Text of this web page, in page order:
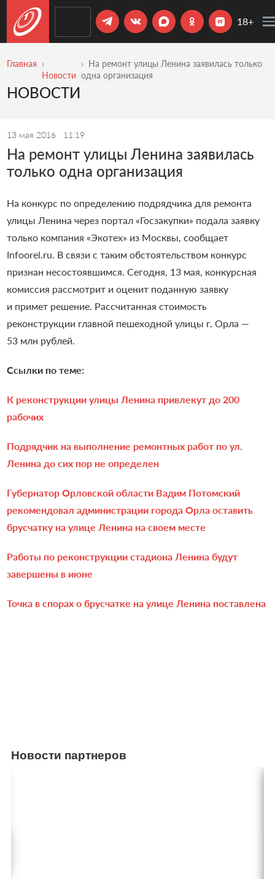
18+
Главная
Новости
На ремонт улицы Ленина заявилась только
одна организация
НОВОСТИ
13 мая 2016 11:19
На ремонт улицы Ленина заявилась
только одна организация
На конкурс по определению подрядчика для ремонта
улицы Ленина через портал «Госзакупки» подала заявку
только компания «Экотех» из Москвы, сообщает
Infoorel.ru. В связи с таким обстоятельством конкурс
признан несостоявшимся. Сегодня, 13 мая, конкурсная
комиссия рассмотрит и оценит поданную заявку
и примет решение. Рассчитанная стоимость
реконструкции главной пешеходной улицы г. Орла —
53 млн рублей.
Ссылки по теме:
К реконструкции улицы Ленина привлекут до 200
рабочих
Подрядчик на выполнение ремонтных работ по ул.
Ленина до сих пор не определен
Губернатор Орловской области Вадим Потомский
рекомендовал администрации города Орла оставить
брусчатку на улице Ленина на своем месте
Работы по реконструкции стадиона Ленина будут
завершены в июне
Точка в спорах о брусчатке на улице Ленина поставлена
Новости партнеров